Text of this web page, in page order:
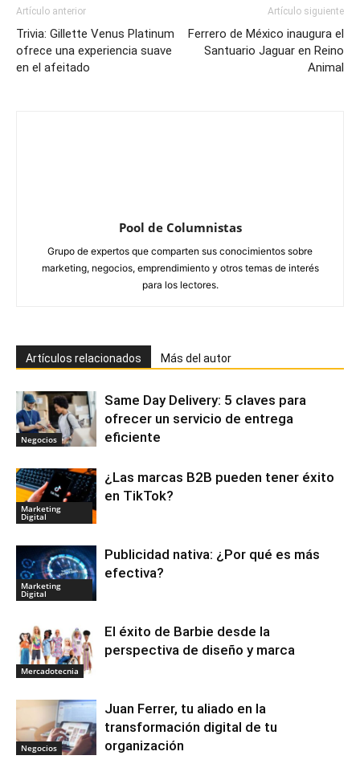
Artículo anterior
Trivia: Gillette Venus Platinum
ofrece una experiencia suave
en el afeitado
Artículo siguiente
Ferrero de México inaugura el
Santuario Jaguar en Reino
Animal
Pool de Columnistas
Grupo de expertos que comparten sus conocimientos sobre
marketing, negocios, emprendimiento y otros temas de interés
para los lectores.
Artículos relacionados Más del autor
Negocios
Same Day Delivery: 5 claves para
ofrecer un servicio de entrega
eficiente
Marketing
Digital
¿Las marcas B2B pueden tener éxito
en TikTok?
Marketing
Digital
Publicidad nativa: ¿Por qué es más
efectiva?
Mercadotecnia
El éxito de Barbie desde la
perspectiva de diseño y marca
Negocios
Juan Ferrer, tu aliado en la
transformación digital de tu
organización